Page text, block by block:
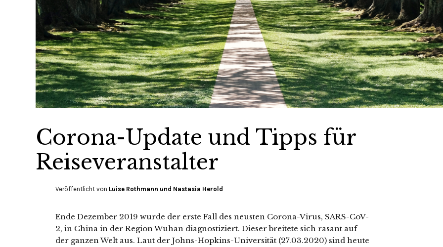
Corona-Update und Tipps für
Reiseveranstalter
Veröffentlicht von Luise Rothmann und Nastasia Herold
Ende Dezember 2019 wurde der erste Fall des neusten Corona-Virus, SARS-CoV-
2, in China in der Region Wuhan diagnostiziert. Dieser breitete sich rasant auf
der ganzen Welt aus. Laut der Johns-Hopkins-Universität (27.03.2020) sind heute